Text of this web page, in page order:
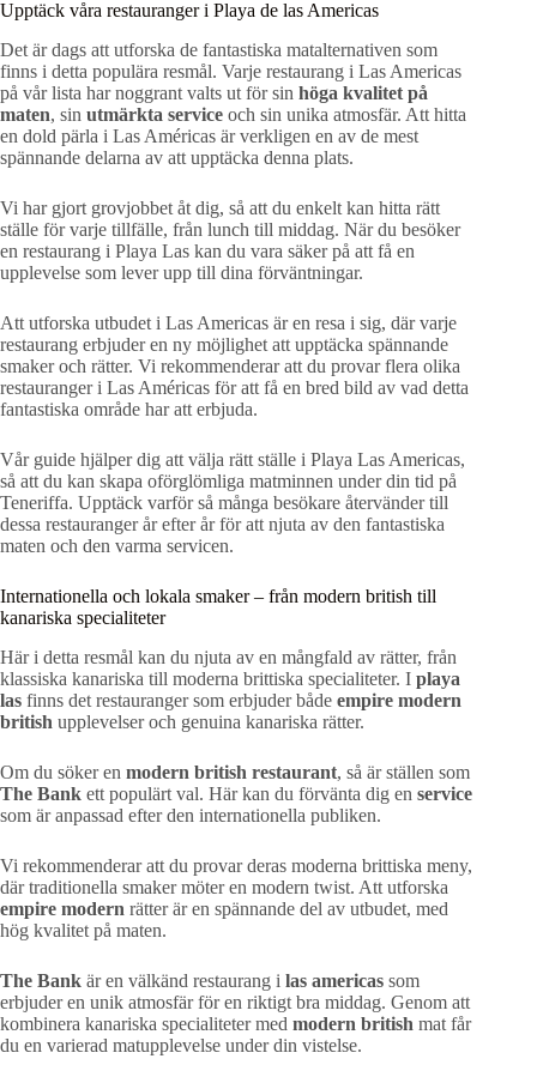
Upptäck våra restauranger i Playa de las Americas
Det är dags att utforska de fantastiska matalternativen som
finns i detta populära resmål. Varje restaurang i Las Americas
på vår lista har noggrant valts ut för sin höga kvalitet på
maten, sin utmärkta service och sin unika atmosfär. Att hitta
en dold pärla i Las Américas är verkligen en av de mest
spännande delarna av att upptäcka denna plats.
Vi har gjort grovjobbet åt dig, så att du enkelt kan hitta rätt
ställe för varje tillfälle, från lunch till middag. När du besöker
en restaurang i Playa Las kan du vara säker på att få en
upplevelse som lever upp till dina förväntningar.
Att utforska utbudet i Las Americas är en resa i sig, där varje
restaurang erbjuder en ny möjlighet att upptäcka spännande
smaker och rätter. Vi rekommenderar att du provar flera olika
restauranger i Las Américas för att få en bred bild av vad detta
fantastiska område har att erbjuda.
Vår guide hjälper dig att välja rätt ställe i Playa Las Americas,
så att du kan skapa oförglömliga matminnen under din tid på
Teneriffa. Upptäck varför så många besökare återvänder till
dessa restauranger år efter år för att njuta av den fantastiska
maten och den varma servicen.
Internationella och lokala smaker – från modern british till
kanariska specialiteter
Här i detta resmål kan du njuta av en mångfald av rätter, från
klassiska kanariska till moderna brittiska specialiteter. I playa
las finns det restauranger som erbjuder både empire modern
british upplevelser och genuina kanariska rätter.
Om du söker en modern british restaurant, så är ställen som
The Bank ett populärt val. Här kan du förvänta dig en service
som är anpassad efter den internationella publiken.
Vi rekommenderar att du provar deras moderna brittiska meny,
där traditionella smaker möter en modern twist. Att utforska
empire modern rätter är en spännande del av utbudet, med
hög kvalitet på maten.
The Bank är en välkänd restaurang i las americas som
erbjuder en unik atmosfär för en riktigt bra middag. Genom att
kombinera kanariska specialiteter med modern british mat får
du en varierad matupplevelse under din vistelse.